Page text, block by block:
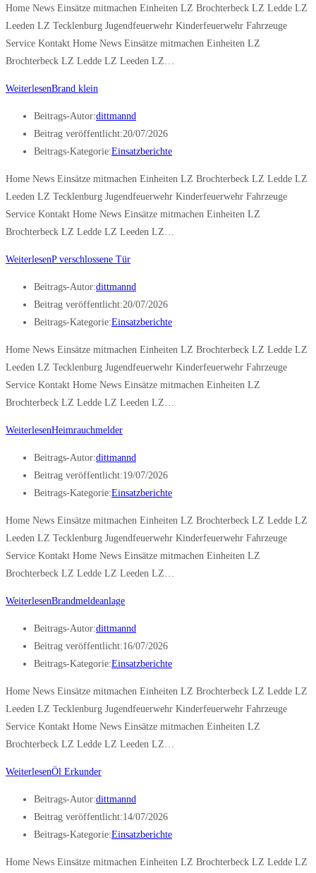
Home News Einsätze mitmachen Einheiten LZ Brochterbeck LZ Ledde LZ
Leeden LZ Tecklenburg Jugendfeuerwehr Kinderfeuerwehr Fahrzeuge
Service Kontakt Home News Einsätze mitmachen Einheiten LZ
Brochterbeck LZ Ledde LZ Leeden LZ…
WeiterlesenBrand klein
Beitrags-Autor:dittmannd
Beitrag veröffentlicht:20/07/2026
Beitrags-Kategorie:Einsatzberichte
Home News Einsätze mitmachen Einheiten LZ Brochterbeck LZ Ledde LZ
Leeden LZ Tecklenburg Jugendfeuerwehr Kinderfeuerwehr Fahrzeuge
Service Kontakt Home News Einsätze mitmachen Einheiten LZ
Brochterbeck LZ Ledde LZ Leeden LZ…
WeiterlesenP verschlossene Tür
Beitrags-Autor:dittmannd
Beitrag veröffentlicht:20/07/2026
Beitrags-Kategorie:Einsatzberichte
Home News Einsätze mitmachen Einheiten LZ Brochterbeck LZ Ledde LZ
Leeden LZ Tecklenburg Jugendfeuerwehr Kinderfeuerwehr Fahrzeuge
Service Kontakt Home News Einsätze mitmachen Einheiten LZ
Brochterbeck LZ Ledde LZ Leeden LZ…
WeiterlesenHeimrauchmelder
Beitrags-Autor:dittmannd
Beitrag veröffentlicht:19/07/2026
Beitrags-Kategorie:Einsatzberichte
Home News Einsätze mitmachen Einheiten LZ Brochterbeck LZ Ledde LZ
Leeden LZ Tecklenburg Jugendfeuerwehr Kinderfeuerwehr Fahrzeuge
Service Kontakt Home News Einsätze mitmachen Einheiten LZ
Brochterbeck LZ Ledde LZ Leeden LZ…
WeiterlesenBrandmeldeanlage
Beitrags-Autor:dittmannd
Beitrag veröffentlicht:16/07/2026
Beitrags-Kategorie:Einsatzberichte
Home News Einsätze mitmachen Einheiten LZ Brochterbeck LZ Ledde LZ
Leeden LZ Tecklenburg Jugendfeuerwehr Kinderfeuerwehr Fahrzeuge
Service Kontakt Home News Einsätze mitmachen Einheiten LZ
Brochterbeck LZ Ledde LZ Leeden LZ…
WeiterlesenÖl Erkunder
Beitrags-Autor:dittmannd
Beitrag veröffentlicht:14/07/2026
Beitrags-Kategorie:Einsatzberichte
Home News Einsätze mitmachen Einheiten LZ Brochterbeck LZ Ledde LZ